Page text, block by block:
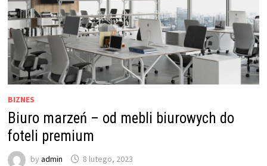
BIZNES
Biuro marzeń – od mebli biurowych do
foteli premium
by admin 8 lutego, 2023